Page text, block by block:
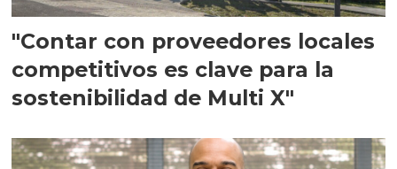
"Contar con proveedores locales
competitivos es clave para la
sostenibilidad de Multi X"